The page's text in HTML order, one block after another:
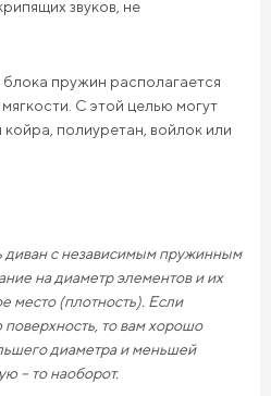
звуков, не
пружин располагается
С этой целью могут
койра, полиуретан, войлок или
диван с независимым пружинным
на диаметр элементов и их
место (плотность). Если
то вам хорошо
диаметра и меньшей
– то наоборот.